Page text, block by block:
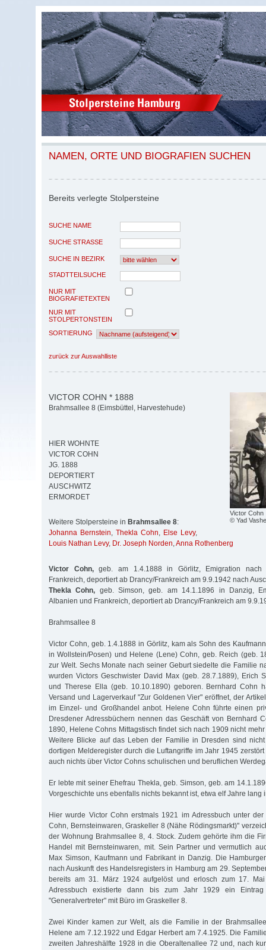
NAMEN, ORTE UND BIOGRAFIEN SUCHEN
Bereits verlegte Stolpersteine
SUCHE NAME
SUCHE STRASSE
SUCHE IN BEZIRK
STADTTEILSUCHE
NUR MIT
BIOGRAFIETEXTEN
NUR MIT
STOLPERTONSTEIN
SORTIERUNG
zurück zur Auswahlliste
Victor Cohn
© Yad
VICTOR COHN * 1888
Brahmsallee 8 (Eimsbüttel, Harvestehude)
HIER WOHNTE
VICTOR COHN
JG. 1888
DEPORTIERT
AUSCHWITZ
ERMORDET
Weitere Stolpersteine in Brahmsallee 8:
Johanna Bernstein, Thekla Cohn, Else Levy,
Louis Nathan Levy, Dr. Joseph Norden,Anna Rothenberg
Victor Cohn,geb. am 1.4.1888 in Görlitz, Emigration nach
Frankreich, deportiert ab Drancy/Frankreich am 9.9.1942 nach
Thekla Cohn, geb. Simson, geb. am 14.1.1896 in Danzig,
Albanien und Frankreich, deportiert ab Drancy/Frankreich am
Brahmsallee 8
Victor Cohn, geb. 1.4.1888 in Görlitz, kam als Sohn des
in Wollstein/Posen) und Helene (Lene) Cohn, geb. Reich (geb.
zur Welt. Sechs Monate nach seiner Geburt siedelte die Familie
wurden Victors Geschwister David Max (geb. 28.7.1889), Erich
und Therese Ella (geb. 10.10.1890) geboren. Bernhard Cohn
Versand und Lagerverkauf "Zur Goldenen Vier" eröffnet, der
im Einzel- und Großhandel anbot. Helene Cohn führte einen
Dresdener Adressbüchern nennen das Geschäft von Bernhard
1890, Helene Cohns Mittagstisch findet sich nach 1909 nicht
Weitere Blicke auf das Leben der Familie in Dresden sind
dortigen Melderegister durch die Luftangriffe im Jahr 1945
auch nichts über Victor Cohns schulischen und beruflichen
Er lebte mit seiner Ehefrau Thekla, geb. Simson, geb. am
Vorgeschichte uns ebenfalls nichts bekannt ist, etwa elf Jahre lang
Hier wurde Victor Cohn erstmals 1921 im Adressbuch unter der
Cohn, Bernsteinwaren, Graskeller 8 (Nähe Rödingsmarkt)"
der Wohnung Brahmsallee 8, 4. Stock. Zudem gehörte ihm die
Handel mit Bernsteinwaren, mit. Sein Partner und vermutlich
Max Simson, Kaufmann und Fabrikant in Danzig. Die
nach Auskunft des Handelsregisters in Hamburg am 29.
bereits am 31. März 1924 aufgelöst und erlosch zum 17.
Adressbuch existierte dann bis zum Jahr 1929 ein
"Generalvertreter" mit Büro im Graskeller 8.
Zwei Kinder kamen zur Welt, als die Familie in der
Helene am 7.12.1922 und Edgar Herbert am 7.4.1925. Die
zweiten Jahreshälfte 1928 in die Oberaltenallee 72 und, nach